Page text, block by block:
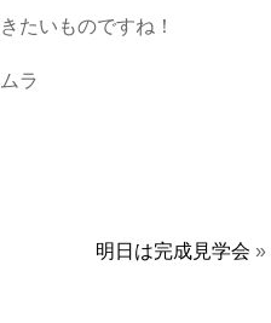
たいものですね！
ラ
明日は完成見学会 »